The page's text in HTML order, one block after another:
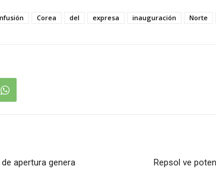
Corea del expresa inauguración Norte
apertura genera
Repsol ve